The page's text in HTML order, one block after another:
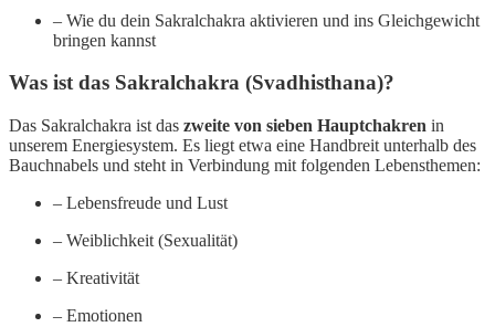
– Wie du dein Sakralchakra aktivieren und ins Gleichgewicht
bringen kannst
Was ist das Sakralchakra (Svadhisthana)?
Das Sakralchakra ist das zweite von sieben Hauptchakren in
unserem Energiesystem. Es liegt etwa eine Handbreit unterhalb des
Bauchnabels und steht in Verbindung mit folgenden Lebensthemen:
– Lebensfreude und Lust
– Weiblichkeit (Sexualität)
– Kreativität
– Emotionen